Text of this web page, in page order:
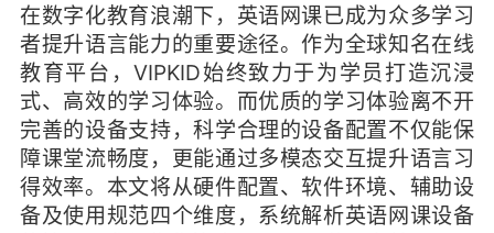
在数字化教育浪潮下，英语网课已成为众多学习
者提升语言能力的重要途径。作为全球知名在线
教育平台，VIPKID始终致力于为学员打造沉浸
式、高效的学习体验。而优质的学习体验离不开
完善的设备支持，科学合理的设备配置不仅能保
障课堂流畅度，更能通过多模态交互提升语言习
得效率。本文将从硬件配置、软件环境、辅助设
备及使用规范四个维度，系统解析英语网课设备